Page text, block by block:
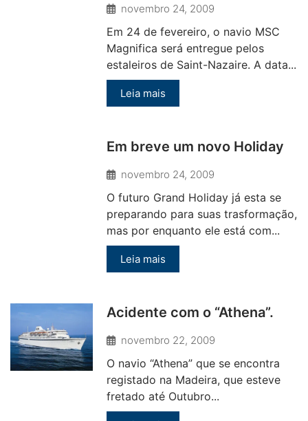
novembro 24, 2009
Em 24 de fevereiro, o navio MSC
Magnifica será entregue pelos
estaleiros de Saint-Nazaire. A data...
Leia mais
Em breve um novo Holiday
novembro 24, 2009
O futuro Grand Holiday já esta se
preparando para suas trasformação,
mas por enquanto ele está com...
Leia mais
Acidente com o “Athena”.
novembro 22, 2009
O navio “Athena” que se encontra
registado na Madeira, que esteve
fretado até Outubro...